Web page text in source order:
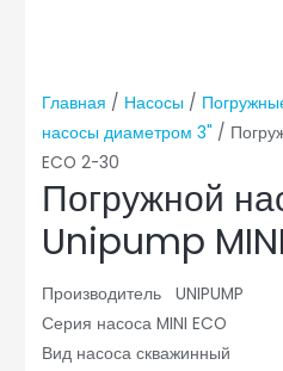
Главная / Насосы/
насосы диаметром 3" /
ECO 2-30
Погружной
Unipump
Производитель UNIPUMP
Серия насоса MINI ECO
Вид насоса скважинный